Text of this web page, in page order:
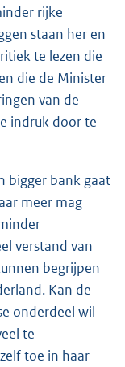
rijke
staan her en
te lezen die
die de Minister
van de
indruk door te
bigger bank gaat
meer mag
verstand van
begrijpen
Kan de
onderdeel wil
te
toe in haar